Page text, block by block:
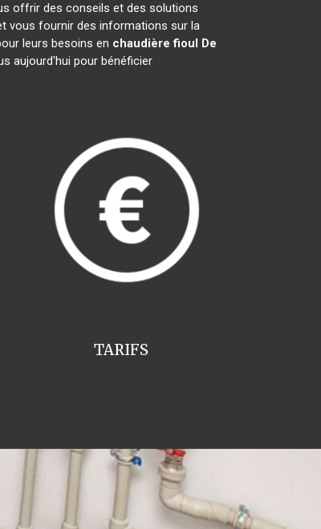
offrir des conseils et des solutions
vous fournir des informations sur la
leurs besoins en chaudière fioul De
aujourd'hui pour bénéficier
TARIFS